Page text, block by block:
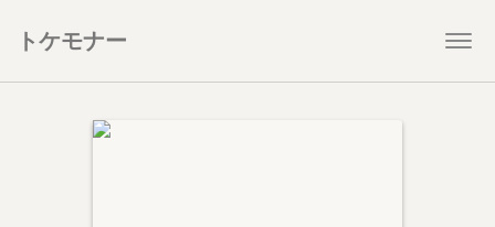
トケモナー